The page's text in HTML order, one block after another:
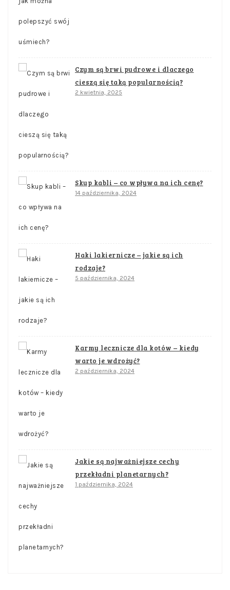
Czym są brwi pudrowe i dlaczego
cieszą się taką popularnością?
2 kwietnia, 2025
Skup kabli – co wpływa na ich cenę?
14 października, 2024
Haki lakiernicze – jakie są ich
rodzaje?
5 października, 2024
Karmy lecznicze dla kotów – kiedy
warto je wdrożyć?
2 października, 2024
Jakie są najważniejsze cechy
przekładni planetarnych?
1 października, 2024